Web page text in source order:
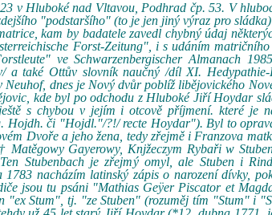
v Hluboké nad Vltavou, Podhrad čp. 53. V
"podstaršího" (to je jen jiný výraz pro
kam by badatele zavedl chybný údaj
Forst-Zeitung", i s udáním matričního
ve Schwarzenbergischer Almanach
a také Ottův slovník naučný /díl XI.
dnes je Nový dvůr poblíž libějovického
kde byl po odchodu z Hluboké Jiří Hoydar
s chybou v jejím i otcově příjmení. které je
Hojdh. či "Hojdl."/?!/ recte Hoydar"). Byl to
Dvoře a jeho žena, tedy zřejmě i Franzova
Gayerowy, Knjžeczym Rybaři w
Stubenbach je zřejmý omyl, ale Stuben i
nacházím latinský zápis o narození dívky,
jsou tu psáni "Mathias Geÿer Piscator et
"ex Stum", tj. "ze Stuben" (rozuměj tím "Stum" i